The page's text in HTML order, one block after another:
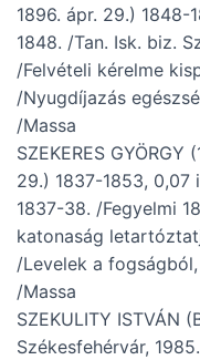
1896. ápr. 29.)
1848. /Tan. Isk. biz.
/Felvételi kérelme
/Nyugdíjazás
/Massa
SZEKERES
29.) 1837-1853,
1837-38. /Fegyelmi
katonaság
/Levelek a
/Massa
SZEKULITY ISTVÁN
Székesfehérvár,